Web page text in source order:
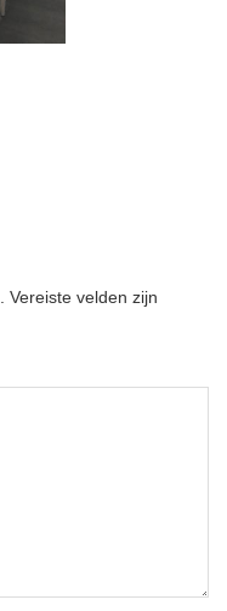
Vereiste velden zijn